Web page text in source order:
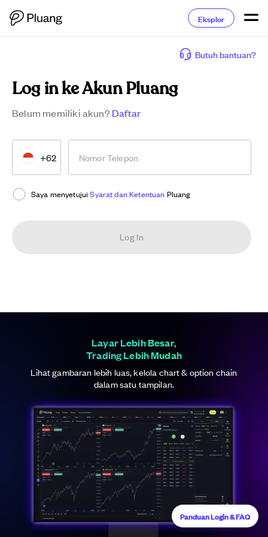
Eksplor
Layar Lebih Besar,
Trading Lebih Mudah
Lihat gambaran lebih luas, kelola chart & option chain
dalam satu tampilan.
Butuh bantuan?
Log in ke Akun Pluang
Belum memiliki akun?Daftar
+62 Nomor Telepon
Saya menyetujui Syarat dan Ketentuan Pluang
Log In
Panduan Login & FAQ